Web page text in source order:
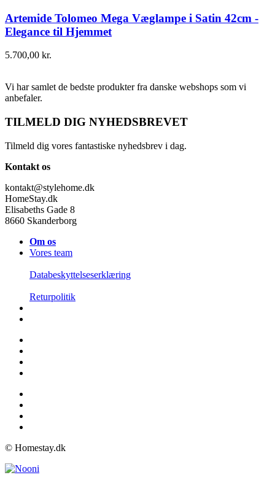
Artemide Tolomeo Mega Væglampe i Satin 42cm -
Elegance til Hjemmet
5.700,00 kr.
Vi har samlet de bedste produkter fra danske webshops som vi
anbefaler.
TILMELD DIG NYHEDSBREVET
Tilmeld dig vores fantastiske nyhedsbrev i dag.
Kontakt os
kontakt@stylehome.dk
HomeStay.dk
Elisabeths Gade 8
8660 Skanderborg
Om os
Vores team
Databeskyttelseserklæring
Returpolitik
© Homestay.dk